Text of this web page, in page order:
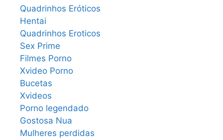
Quadrinhos Eróticos
Hentai
Quadrinhos Eroticos
Sex Prime
Filmes Porno
Xvideo Porno
Bucetas
Xvideos
Porno legendado
Gostosa Nua
Mulheres perdidas